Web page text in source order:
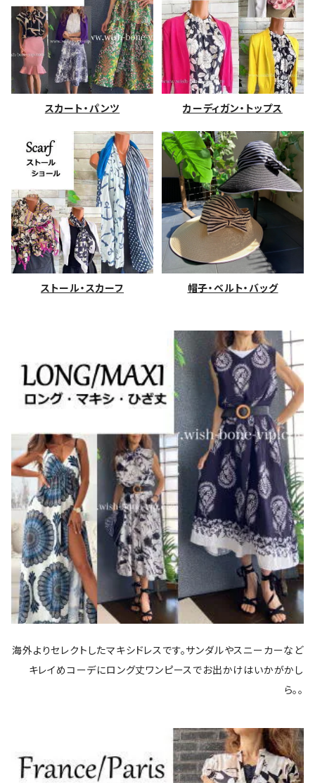
スカート・パンツ カーディガン・トップス
ストール・スカーフ 帽子・ベルト・バッグ
海外よりセレクトしたマキシドレスです。サンダルやスニーカーなど
キレイめコーデにロング丈ワンピースでお出かけはいかがかし
ら。。